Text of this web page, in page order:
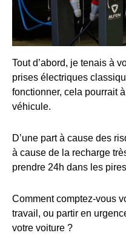
Tout d’abord, je tenais à
prises électriques
fonctionner, cela pourrait
véhicule.
D’une part à cause des
à cause de la recharge
prendre 24h dans les
Comment comptez-vous
travail, ou partir en
votre voiture ?